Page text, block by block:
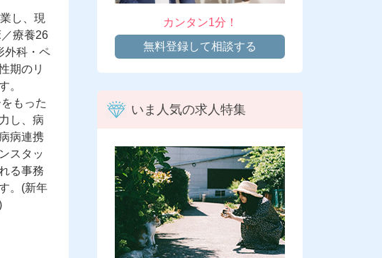
し、現
療養26
外科・ペ
期のリ
。
もった
し、病
病連携
スタッ
る事務
。(新年
カンタン1分！
無料登録して相談する
いま人気の求人特集